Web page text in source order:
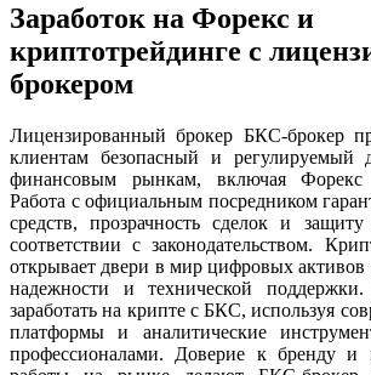
Заработок на Форекс и
криптотрейдинге с
брокером
Лицензированный брокер БКС-брокер
клиентам безопасный и
финансовым рынкам, включая
Работа с официальным посредником
средств, прозрачность сделок и
соответствии с законодательством.
открывает двери в мир цифровых
надежности и технической
заработать на крипте с БКС, используя
платформы и аналитические
профессионалами. Доверие к бренду и